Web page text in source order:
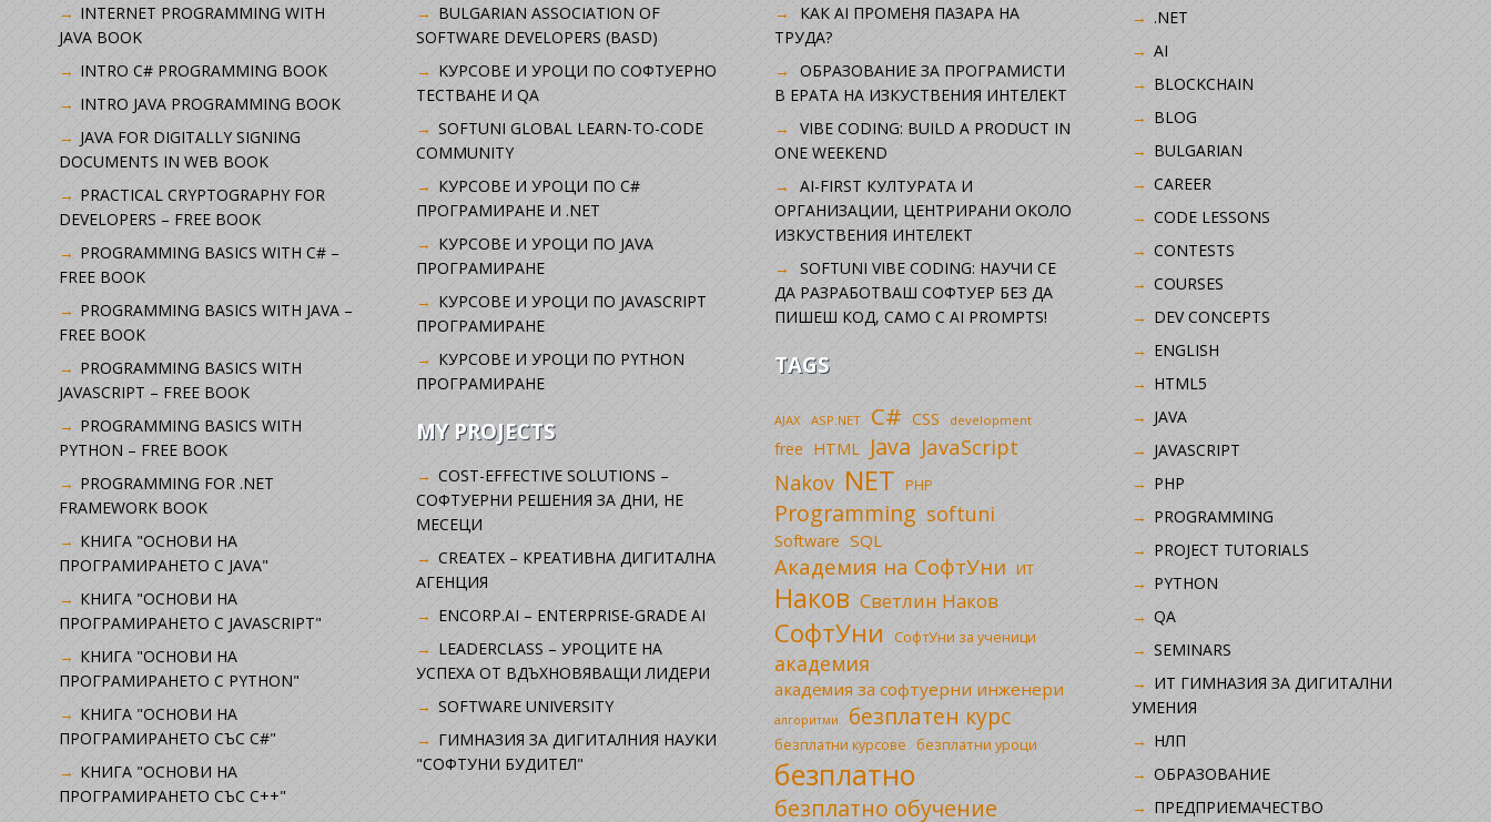
INTERNET PROGRAMMING WITH
JAVA BOOK
INTRO C# PROGRAMMING BOOK
INTRO JAVA PROGRAMMING BOOK
JAVA FOR DIGITALLY SIGNING
DOCUMENTS IN WEB BOOK
PRACTICAL CRYPTOGRAPHY FOR
DEVELOPERS – FREE BOOK
PROGRAMMING BASICS WITH C# –
FREE BOOK
PROGRAMMING BASICS WITH JAVA –
FREE BOOK
PROGRAMMING BASICS WITH
JAVASCRIPT – FREE BOOK
PROGRAMMING BASICS WITH
PYTHON – FREE BOOK
PROGRAMMING FOR .NET
FRAMEWORK BOOK
КНИГА "ОСНОВИ НА
ПРОГРАМИРАНЕТО С JAVA"
КНИГА "ОСНОВИ НА
ПРОГРАМИРАНЕТО С JAVASCRIPT"
КНИГА "ОСНОВИ НА
ПРОГРАМИРАНЕТО С PYTHON"
КНИГА "ОСНОВИ НА
ПРОГРАМИРАНЕТО СЪС C#"
КНИГА "ОСНОВИ НА
ПРОГРАМИРАНЕТО СЪС C++"
BULGARIAN ASSOCIATION OF
SOFTWARE DEVELOPERS (BASD)
KУРСОВЕ И УРОЦИ ПО СОФТУЕРНО
ТЕСТВАНЕ И QA
SOFTUNI GLOBAL LEARN-TO-CODE
COMMUNITY
КУРСОВЕ И УРОЦИ ПО C#
ПРОГРАМИРАНЕ И .NET
КУРСОВЕ И УРОЦИ ПО JAVA
ПРОГРАМИРАНЕ
КУРСОВЕ И УРОЦИ ПО JAVASCRIPT
ПРОГРАМИРАНЕ
КУРСОВЕ И УРОЦИ ПО PYTHON
ПРОГРАМИРАНЕ
MY PROJECTS
COST-EFFECTIVE SOLUTIONS –
СОФТУЕРНИ РЕШЕНИЯ ЗА ДНИ, НЕ
МЕСЕЦИ
CREATEX – КРЕАТИВНА ДИГИТАЛНА
АГЕНЦИЯ
ENCORP.AI – ENTERPRISE-GRADE AI
LEADERCLASS – УРОЦИТЕ НА
УСПЕХА ОТ ВДЪХНОВЯВАЩИ ЛИДЕРИ
SOFTWARE UNIVERSITY
ГИМНАЗИЯ ЗА ДИГИТАЛНИЯ НАУКИ
"СОФТУНИ БУДИТЕЛ"
КАК AI ПРОМЕНЯ ПАЗАРА НА
ТРУДА?
ОБРАЗОВАНИЕ ЗА ПРОГРАМИСТИ
В ЕРАТА НА ИЗКУСТВЕНИЯ ИНТЕЛЕКТ
VIBE CODING: BUILD A PRODUCT IN
ONE WEEKEND
AI-FIRST КУЛТУРАТА И
ОРГАНИЗАЦИИ, ЦЕНТРИРАНИ ОКОЛО
ИЗКУСТВЕНИЯ ИНТЕЛЕКТ
SOFTUNI VIBE CODING: НАУЧИ СЕ
ДА РАЗРАБОТВАШ СОФТУЕР БЕЗ ДА
ПИШЕШ КОД, САМО С AI PROMPTS!
TAGS
AJAX ASP.NET C# CSS development
free HTML Java JavaScript
Nakov NET PHP
Programming softuni
Software SQL
Академия на СофтУни ИТ
Наков Светлин Наков
СофтУни СофтУни за ученици
академия
академия за софтуерни инженери
алгоритми безплатен курс
безплатни курсове безплатни уроци
безплатно
безплатно обучение
.NET
AI
BLOCKCHAIN
BLOG
BULGARIAN
CAREER
CODE LESSONS
CONTESTS
COURSES
DEV CONCEPTS
ENGLISH
HTML5
JAVA
JAVASCRIPT
PHP
PROGRAMMING
PROJECT TUTORIALS
PYTHON
QA
SEMINARS
ИТ ГИМНАЗИЯ ЗА ДИГИТАЛНИ
УМЕНИЯ
НЛП
ОБРАЗОВАНИЕ
ПРЕДПРИЕМАЧЕСТВО